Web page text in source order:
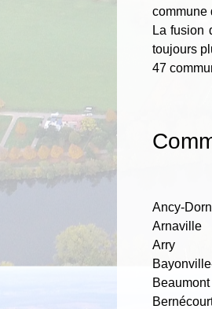
commune
La fusion
toujours
47
Ancy-
Arnaville
Arry
Beaumont